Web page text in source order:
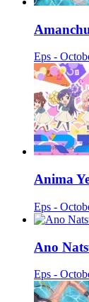
Eps -
Anima
Eps -
Ano
Eps -